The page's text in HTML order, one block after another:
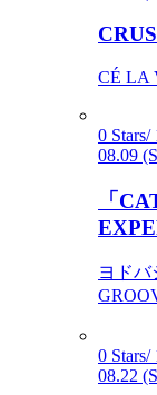
CÉ LA
0 Stars/
08.09
「
ヨド
0 Stars/
08.22